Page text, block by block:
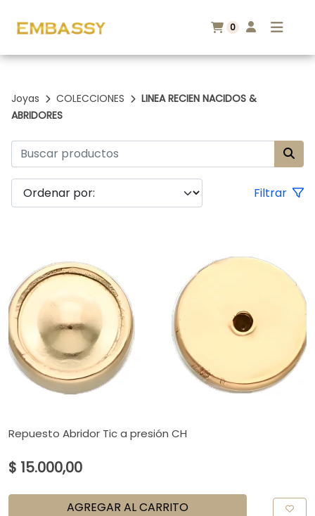
0
Joyas COLECCIONES
LINEA RECIEN NACIDOS &
ABRIDORES
Filtrar
Repuesto Abridor Tic a presión CH
$ 15.000,00
AGREGAR AL CARRITO